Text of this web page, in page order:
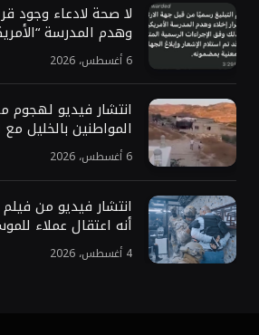
لا صحة لادعاء وجود
وهدم المدرسة
6 أغسطس، 2026
انتشار فيديو
المواطنين بالخليل
6 أغسطس، 2026
انتشار فيديو من
أنه اعتقال عملاء
4 أغسطس، 2026